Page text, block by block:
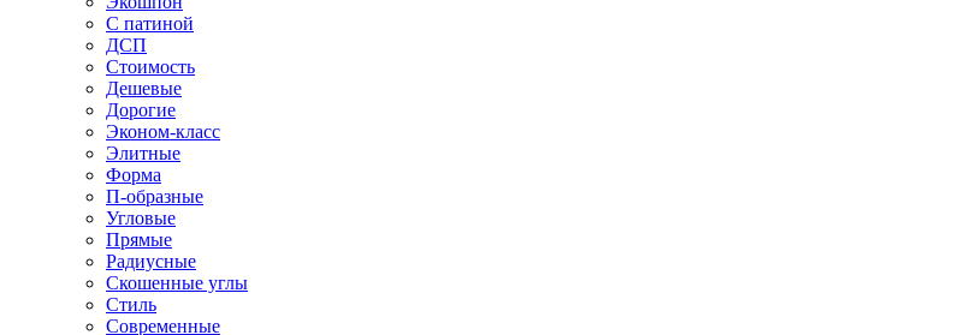
С патиной
ДСП
Стоимость
Дешевые
Дорогие
Эконом-класс
Элитные
Форма
П-образные
Угловые
Прямые
Радиусные
Скошенные углы
Стиль
Современные